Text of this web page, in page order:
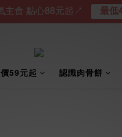
59元起 認識肉骨餅
主食 點心88元起↗︎ 最低